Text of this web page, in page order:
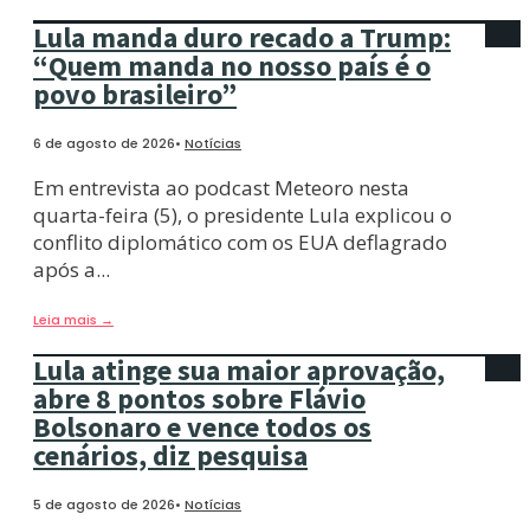
Lula manda duro recado a Trump:
“Quem manda no nosso país é o
povo brasileiro”
6 de agosto de 2026• Notícias
Em entrevista ao podcast Meteoro nesta
quarta-feira (5), o presidente Lula explicou o
conflito diplomático com os EUA deflagrado
após a...
Leia mais →
Lula atinge sua maior aprovação,
abre 8 pontos sobre Flávio
Bolsonaro e vence todos os
cenários, diz pesquisa
5 de agosto de 2026• Notícias